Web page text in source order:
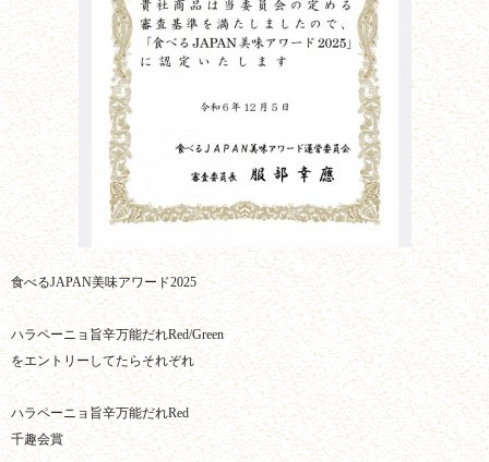
食べるJAPAN美味アワード2025
ハラペーニョ旨辛万能だれRed/Green
をエントリーしてたらそれぞれ
ハラペーニョ旨辛万能だれRed
千趣会賞